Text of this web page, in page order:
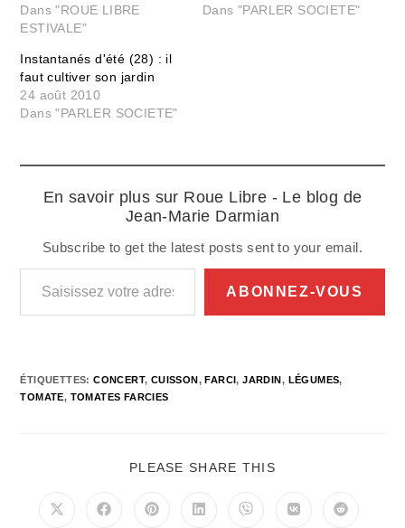
Dans "ROUE LIBRE
ESTIVALE"
Dans "PARLER SOCIETE"
Instantanés d'été (28) : il
faut cultiver son jardin
24 août 2010
Dans "PARLER SOCIETE"
En savoir plus sur Roue Libre - Le blog de
Jean-Marie Darmian
Subscribe to get the latest posts sent to your email.
Saisissez votre adresse e-mail…
ABONNEZ-VOUS
ÉTIQUETTES:CONCERT, CUISSON, FARCI, JARDIN, LÉGUMES,
TOMATE, TOMATES FARCIES
PLEASE SHARE THIS
Ouvrir
Ouvrir
Ouvrir
Ouvrir
Ouvrir
Ouvrir
Ouvrir